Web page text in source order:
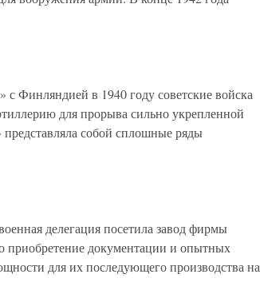
Финляндией в 1940 году советские войска
для прорыва сильно укрепленной
собой сплошные ряды
делегация посетила завод фирмы
приобретение документации и опытных
для их последующего производства на